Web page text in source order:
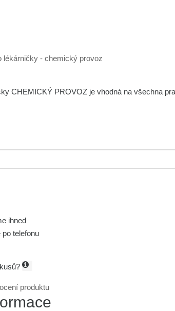
CHEMICKÝ PROVOZ je vhodná na všechna
ihned
telefonu
produktu